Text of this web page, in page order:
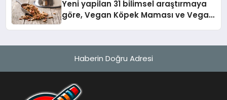
Yeni yapilan 31 bilimsel araştırmaya
göre, Vegan Köpek Maması ve Vegan
Haberin Doğru Adresi